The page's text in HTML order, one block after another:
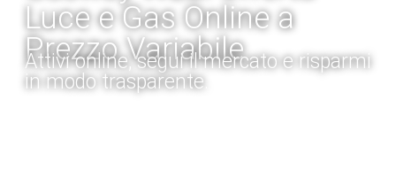
Luce e Gas Online a
Prezzo Variabile
Attivi online, segui il mercato e risparmi
in modo trasparente.